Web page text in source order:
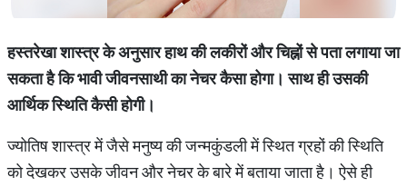
हस्तरेखा शास्त्र के अनुसार हाथ की लकीरों और चिह्नों से पता लगाया जा
सकता है कि भावी जीवनसाथी का नेचर कैसा होगा। साथ ही उसकी
आर्थिक स्थिति कैसी होगी।
ज्योतिष शास्त्र में जैसे मनुष्य की जन्मकुंडली में स्थित ग्रहों की स्थिति
को देखकर उसके जीवन और नेचर के बारे में बताया जाता है। ऐसे ही